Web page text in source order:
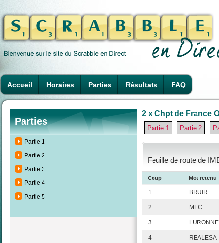
Accueil Horaires Parties Résultats FAQ
Parties
Partie 1
Partie 2
Partie 3
Partie 4
Partie 5
2 x Chpt de France
Partie 1 Partie 2
Feuille de route de
Coup Mot retenu
1 BRUIR
2 MEC
3 LURONNE
4 REALESA